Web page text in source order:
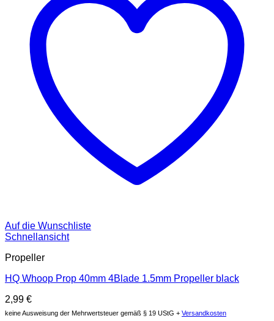
Auf die Wunschliste
Schnellansicht
Propeller
HQ Whoop Prop 40mm 4Blade 1.5mm Propeller black
2,99 €
keine Ausweisung der Mehrwertsteuer gemäß § 19 UStG + Versandkosten